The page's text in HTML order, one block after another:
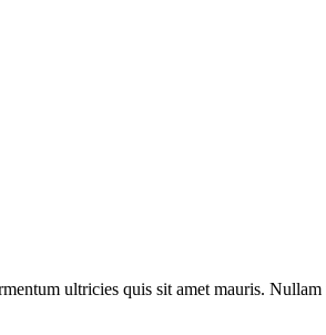
ultricies quis sit amet mauris.